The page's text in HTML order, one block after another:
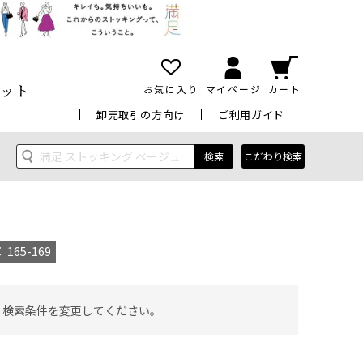
ト お気に入り マイページ カート
卸売取引の方向け ご利用ガイド
検索 こだわり検索
165-169
索条件を変更してください。